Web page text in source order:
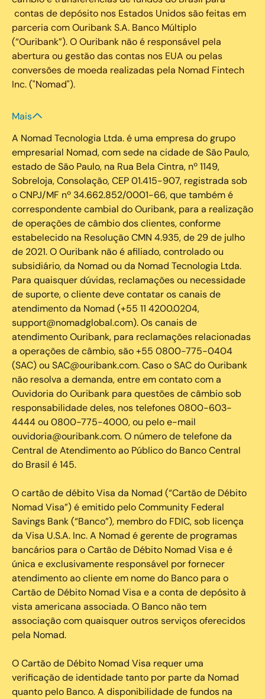
contas de depósito nos Estados Unidos são feitas em
parceria com Ouribank S.A. Banco Múltiplo
(“Ouribank”). O Ouribank não é responsável pela
abertura ou gestão das contas nos EUA ou pelas
conversões de moeda realizadas pela Nomad Fintech
Inc. ("Nomad").
Mais
A Nomad Tecnologia Ltda. é uma empresa do grupo
empresarial Nomad, com sede na cidade de São Paulo,
estado de São Paulo, na Rua Bela Cintra, nº 1149,
Sobreloja, Consolação, CEP 01.415-907, registrada sob
o CNPJ/MF nº 34.662.852/0001-66, que também é
correspondente cambial do Ouribank, para a realização
de operações de câmbio dos clientes, conforme
estabelecido na Resolução CMN 4.935, de 29 de julho
de 2021. O Ouribank não é afiliado, controlado ou
subsidiário, da Nomad ou da Nomad Tecnologia Ltda.
Para quaisquer dúvidas, reclamações ou necessidade
de suporte, o cliente deve contatar os canais de
atendimento da Nomad (+55 11 4200.0204,
support@nomadglobal.com). Os canais de
atendimento Ouribank, para reclamações relacionadas
a operações de câmbio, são +55 0800-775-0404
(SAC) ou SAC@ouribank.com. Caso o SAC do Ouribank
não resolva a demanda, entre em contato com a
Ouvidoria do Ouribank para questões de câmbio sob
responsabilidade deles, nos telefones 0800-603-
4444 ou 0800-775-4000, ou pelo e-mail
ouvidoria@ouribank.com. O número de telefone da
Central de Atendimento ao Público do Banco Central
do Brasil é 145.
O cartão de débito Visa da Nomad (“Cartão de Débito
Nomad Visa”) é emitido pelo Community Federal
Savings Bank (“Banco”), membro do FDIC, sob licença
da Visa U.S.A. Inc. A Nomad é gerente de programas
bancários para o Cartão de Débito Nomad Visa e é
única e exclusivamente responsável por fornecer
atendimento ao cliente em nome do Banco para o
Cartão de Débito Nomad Visa e a conta de depósito à
vista americana associada. O Banco não tem
associação com quaisquer outros serviços oferecidos
pela Nomad.
O Cartão de Débito Nomad Visa requer uma
verificação de identidade tanto por parte da Nomad
quanto pelo Banco. A disponibilidade de fundos na